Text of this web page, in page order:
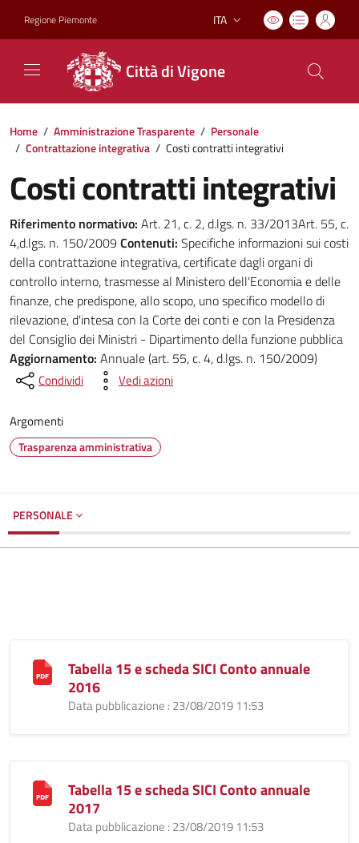
Regione Piemonte Lingua attiva:
ITA
Città di Vigone
Home / Amministrazione Trasparente / Personale
/ Contrattazione integrativa / Costi contratti integrativi
Costi contratti integrativi
Riferimento normativo: Art. 21, c. 2, d.lgs. n. 33/2013Art. 55, c.
4,d.lgs. n. 150/2009 Contenuti: Specifiche informazioni sui costi
della contrattazione integrativa, certificate dagli organi di
controllo interno, trasmesse al Ministero dell'Economia e delle
finanze, che predispone, allo scopo, uno specifico modello di
rilevazione, d'intesa con la Corte dei conti e con la Presidenza
del Consiglio dei Ministri - Dipartimento della funzione pubblica
Aggiornamento: Annuale (art. 55, c. 4, d.lgs. n. 150/2009)
Condividi Vedi azioni
Argomenti
Trasparenza amministrativa
PERSONALE
Tabella 15 e scheda SICI Conto annuale
2016
Data pubblicazione : 23/08/2019 11:53
Tabella 15 e scheda SICI Conto annuale
2017
Data pubblicazione : 23/08/2019 11:53